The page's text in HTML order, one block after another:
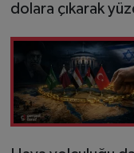
dolara çıkarak